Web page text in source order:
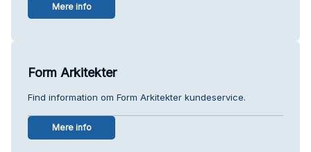
Mere info
Form Arkitekter
Find information om Form Arkitekter kundeservice.
Mere info